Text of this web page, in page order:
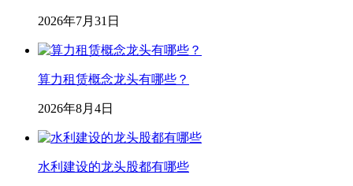
2026年7月31日
算力租赁概念龙头有哪些？
2026年8月4日
水利建设的龙头股都有哪些